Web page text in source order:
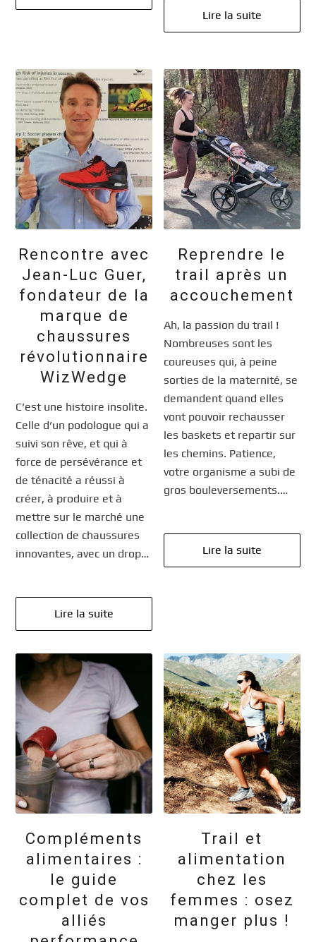
Lire la suite
Rencontre avec
Jean-Luc Guer,
fondateur de la
marque de
chaussures
révolutionnaire
WizWedge
C’est une histoire insolite.
Celle d’un podologue qui a
suivi son rêve, et qui à
force de persévérance et
de ténacité a réussi à
créer, à produire et à
mettre sur le marché une
collection de chaussures
innovantes, avec un drop…
Lire la suite
Reprendre le
trail après un
accouchement
Ah, la passion du trail !
Nombreuses sont les
coureuses qui, à peine
sorties de la maternité, se
demandent quand elles
vont pouvoir rechausser
les baskets et repartir sur
les chemins. Patience,
votre organisme a subi de
gros bouleversements.…
Lire la suite
Compléments
alimentaires :
le guide
complet de vos
alliés
Trail et
alimentation
chez les
femmes : osez
manger plus !